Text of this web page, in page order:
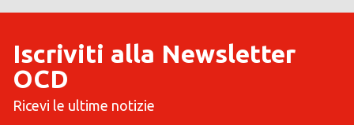
Iscriviti alla Newsletter
OCD
Ricevi le ultime notizie